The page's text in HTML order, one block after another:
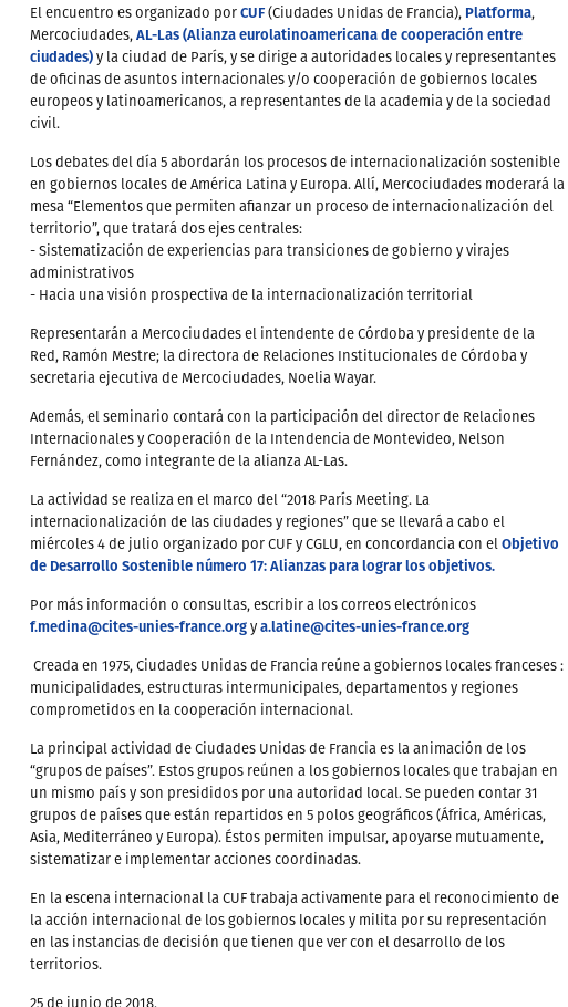
El encuentro es organizado por CUF (Ciudades Unidas de Francia), Platforma,
Mercociudades, AL-Las (Alianza eurolatinoamericana de cooperación entre
ciudades) y la ciudad de París, y se dirige a autoridades locales y representantes
de oficinas de asuntos internacionales y/o cooperación de gobiernos locales
europeos y latinoamericanos, a representantes de la academia y de la sociedad
civil.
Los debates del día 5 abordarán los procesos de internacionalización sostenible
en gobiernos locales de América Latina y Europa. Allí, Mercociudades moderará la
mesa “Elementos que permiten afianzar un proceso de internacionalización del
territorio”, que tratará dos ejes centrales:
- Sistematización de experiencias para transiciones de gobierno y virajes
administrativos
- Hacia una visión prospectiva de la internacionalización territorial
Representarán a Mercociudades el intendente de Córdoba y presidente de la
Red, Ramón Mestre; la directora de Relaciones Institucionales de Córdoba y
secretaria ejecutiva de Mercociudades, Noelia Wayar.
Además, el seminario contará con la participación del director de Relaciones
Internacionales y Cooperación de la Intendencia de Montevideo, Nelson
Fernández, como integrante de la alianza AL-Las.
La actividad se realiza en el marco del “2018 París Meeting. La
internacionalización de las ciudades y regiones” que se llevará a cabo el
miércoles 4 de julio organizado por CUF y CGLU, en concordancia con el Objetivo
de Desarrollo Sostenible número 17: Alianzas para lograr los objetivos.
Por más información o consultas, escribir a los correos electrónicos
f.medina@cites-unies-france.org y a.latine@cites-unies-france.org
Creada en 1975, Ciudades Unidas de Francia reúne a gobiernos locales franceses :
municipalidades, estructuras intermunicipales, departamentos y regiones
comprometidos en la cooperación internacional.
La principal actividad de Ciudades Unidas de Francia es la animación de los
“grupos de países”. Estos grupos reúnen a los gobiernos locales que trabajan en
un mismo país y son presididos por una autoridad local. Se pueden contar 31
grupos de países que están repartidos en 5 polos geográficos (África, Américas,
Asia, Mediterráneo y Europa). Éstos permiten impulsar, apoyarse mutuamente,
sistematizar e implementar acciones coordinadas.
En la escena internacional la CUF trabaja activamente para el reconocimiento de
la acción internacional de los gobiernos locales y milita por su representación
en las instancias de decisión que tienen que ver con el desarrollo de los
territorios.
25 de junio de 2018.